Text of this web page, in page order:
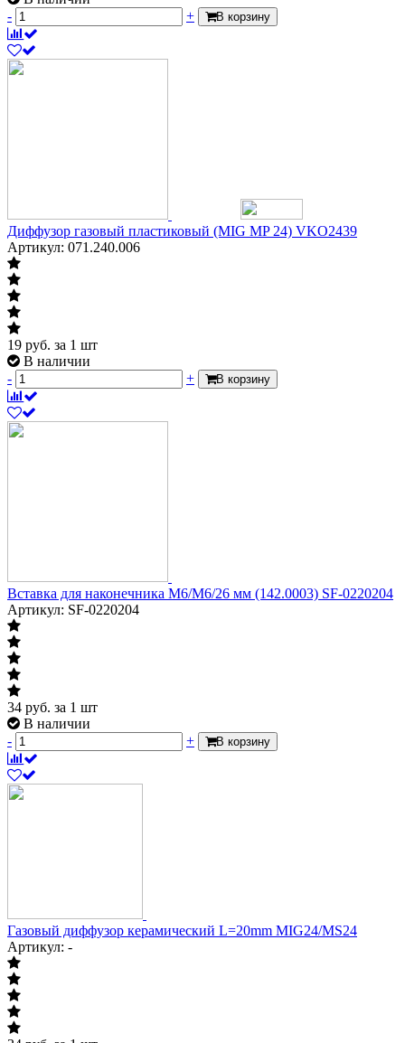
-
+ В корзину
Диффузор газовый пластиковый (MIG MP 24) VKO2439
Артикул: 071.240.006
19 руб. за 1 шт
В наличии
-
+ В корзину
Вставка для наконечника М6/М6/26 мм (142.0003) SF-0220204
Артикул: SF-0220204
34 руб. за 1 шт
В наличии
-
+ В корзину
Газовый диффузор керамический L=20mm MIG24/MS24
Артикул: -